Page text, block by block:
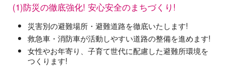
(1)防災の徹底強化! 安心安全のまちづくり!
災害別の避難場所・避難道路を徹底いたします!
救急車・消防車が活動しやすい道路の整備を進めます!
女性やお年寄り、子育て世代に配慮した避難所環境を
つくります!